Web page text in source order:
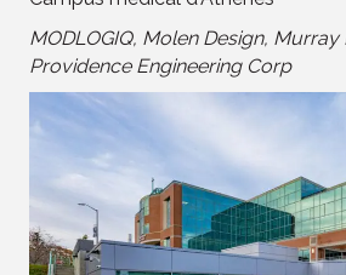
MODLOGIQ, Molen Design, Murray
Providence Engineering Corp